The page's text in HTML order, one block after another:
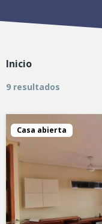
Inicio
9 resultados
Casa abierta